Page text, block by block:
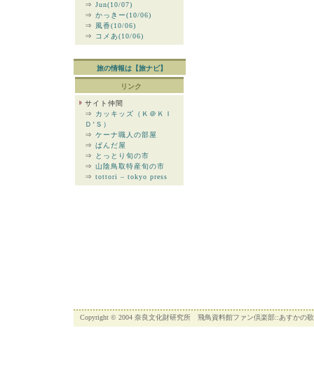
⇒ Jun(10/07)
⇒ かっきー(10/06)
⇒ 風香(10/06)
⇒ コメあ(10/06)
旅の情報は【旅ナビ】
リンク
サイト仲間
⇒ カッキッズ（Ｋ＠ＫＩ
Ｄ’Ｓ）
⇒ ケーナ職人の部屋
⇒ ぱんだ屋
⇒
とっとり旬の市
⇒ 山陰鳥取特産旬の市
⇒ tottori – tokyo press
Copyright © 2004 奈良文化財研究所 飛鳥資料館ファン倶楽部::あすかの